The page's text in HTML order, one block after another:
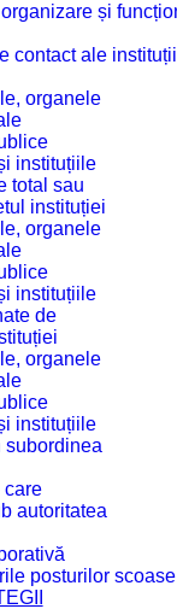
și
contact ale
organele
instituțiile
total sau
instituției
organele
instituțiile
de
organele
instituțiile
subordinea
care
autoritatea
posturilor